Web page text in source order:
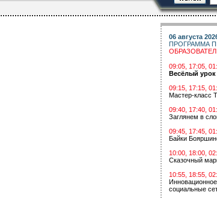
06 августа
ПРОГРАММА
09:05, 17:05,
Весёлый урок
09:15, 17:15,
Мастер-класс
09:40, 17:40,
Заглянем в
09:45, 17:45,
Байки
10:00, 18:00,
Сказочный
10:55, 18:55,
социальные